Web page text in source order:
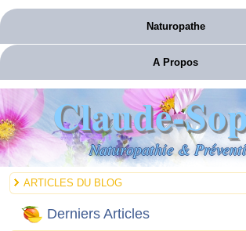
Naturopathe
A Propos
Claude-
Naturopathie &
ARTICLES DU BLOG
Derniers Articles